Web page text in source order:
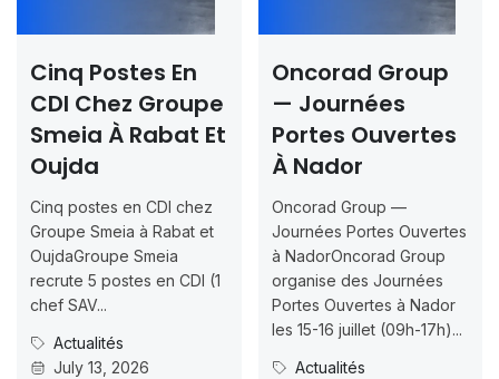
Postes En
Chez Groupe
À Rabat Et
postes en CDI chez
Smeia à Rabat et
Smeia
5 postes en CDI (1
SAV...
Actualités
July 13, 2026
Oncorad Group
— Journées
Portes Ouvertes
À Nador
Oncorad Group —
Journées Portes Ouvertes
à NadorOncorad Group
organise des Journées
Portes Ouvertes à Nador
les 15-16 juillet (09h-17h)...
Actualités